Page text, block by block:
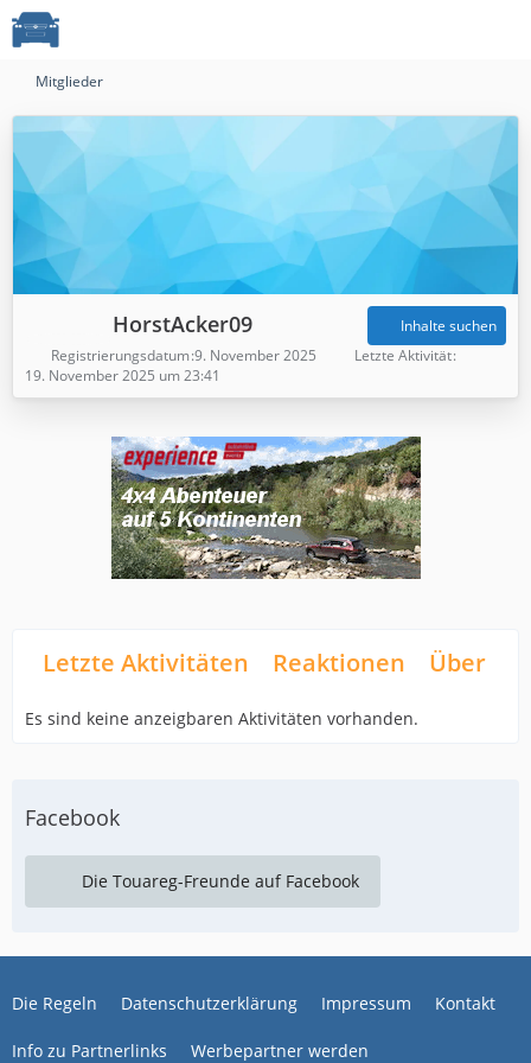
Mitglieder
HorstAcker09
Inhalte suchen
Registrierungsdatum 9. November 2025
Letzte Aktivität
19. November 2025 um 23:41
Letzte Aktivitäten Reaktionen Über
Es sind keine anzeigbaren Aktivitäten vorhanden.
Facebook
Die Touareg-Freunde auf Facebook
Die Regeln Datenschutzerklärung Impressum Kontakt
Info zu Partnerlinks Werbepartner werden